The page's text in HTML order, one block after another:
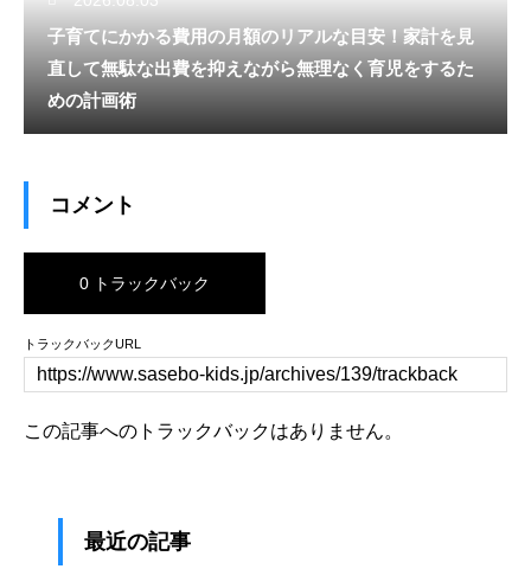
子育てにかかる費用の月額のリアルな目安！家計を見
直して無駄な出費を抑えながら無理なく育児をするた
めの計画術
コメント
0 トラックバック
トラックバックURL
この記事へのトラックバックはありません。
最近の記事